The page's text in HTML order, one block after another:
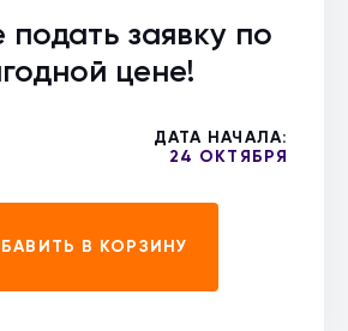
подать заявку по
цене!
ДАТА НАЧАЛА:
24 ОКТЯБРЯ
В КОРЗИНУ